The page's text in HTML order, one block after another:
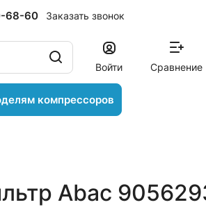
68-60 Заказать звонок
Войти Сравнение
компрессоров
Abac